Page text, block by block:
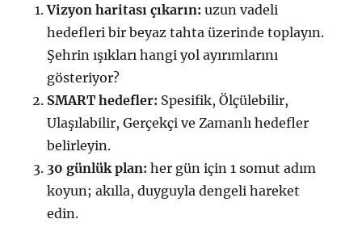
Vizyon haritası çıkarın: uzun vadeli
hedefleri bir beyaz tahta üzerinde toplayın.
Şehrin ışıkları hangi yol ayırımlarını
gösteriyor?
SMART hedefler: Spesifik, Ölçülebilir,
Ulaşılabilir, Gerçekçi ve Zamanlı hedefler
belirleyin.
30 günlük plan: her gün için 1 somut adım
koyun; akılla, duyguyla dengeli hareket
edin.